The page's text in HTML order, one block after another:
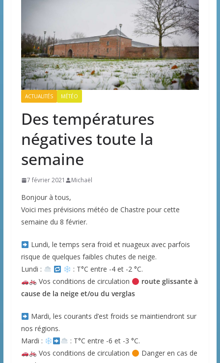
ACTUALITÉS MÉTÉO
Des températures
négatives toute la
semaine
7 février 2021 Michaël
Bonjour à tous,
Voici mes prévisions météo de Chastre pour cette
semaine du 8 février.
Lundi, le temps sera froid et nuageux avec parfois
risque de quelques faibles chutes de neige.
Lundi :
: T°C entre -4 et -2 °C.
Vos conditions de circulation
route glissante à
cause de la neige et/ou du verglas
Mardi, les courants d’est froids se maintiendront sur
nos régions.
Mardi :
: T°C entre -6 et -3 °C.
Vos conditions de circulation
Danger en cas de